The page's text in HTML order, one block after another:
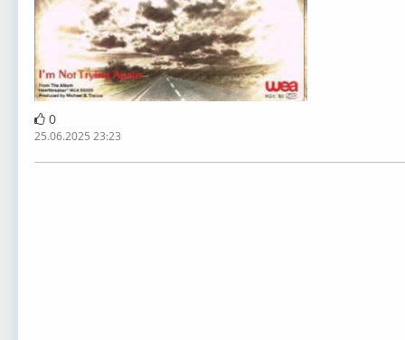
0
25.06.2025 23:23